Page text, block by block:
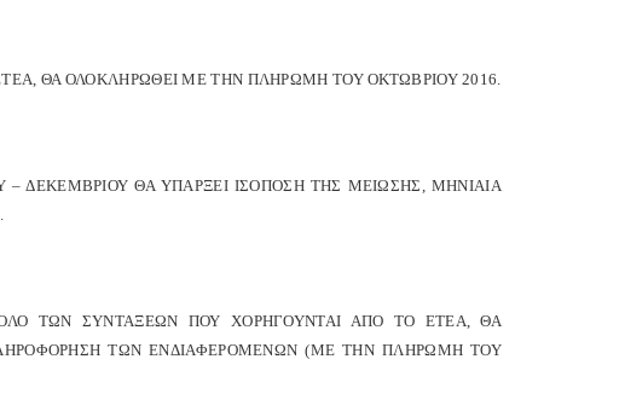
ΘΑ ΟΛΟΚΛΗΡΩΘΕΙ ΜΕ ΤΗΝ ΠΛΗΡΩΜΗ ΤΟΥ ΟΚΤΩΒΡΙΟΥ 2016.
ΘΑ ΥΠΑΡΞΕΙ ΙΣΟΠΟΣΗ ΤΗΣ ΜΕΙΩΣΗΣ, ΜΗΝΙΑΙΑ
ΤΩΝ ΣΥΝΤΑΞΕΩΝ ΠΟΥ ΧΟΡΗΓΟΥΝΤΑΙ ΑΠΟ ΤΟ ΕΤΕΑ, ΘΑ
ΤΩΝ ΕΝΔΙΑΦΕΡΟΜΕΝΩΝ (ΜΕ ΤΗΝ ΠΛΗΡΩΜΗ ΤΟΥ